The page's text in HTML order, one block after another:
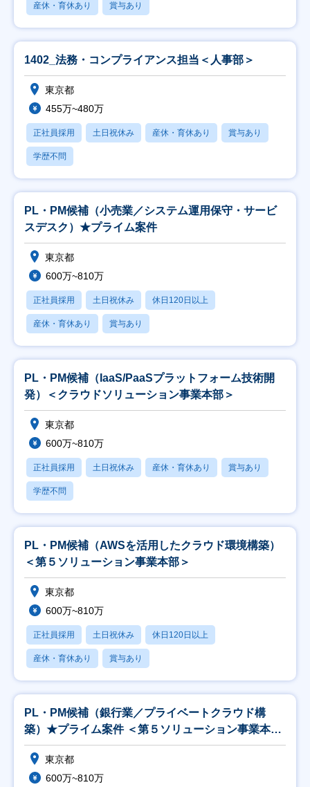
産休・育休あり 賞与あり
1402_法務・コンプライアンス担当＜人事部＞
東京都
455万~480万
正社員採用 土日祝休み 産休・育休あり 賞与あり
学歴不問
PL・PM候補（小売業／システム運用保守・サービ
スデスク）★プライム案件
東京都
600万~810万
正社員採用 土日祝休み 休日120日以上
産休・育休あり 賞与あり
PL・PM候補（IaaS/PaaSプラットフォーム技術開
発）＜クラウドソリューション事業本部＞
東京都
600万~810万
正社員採用 土日祝休み 産休・育休あり 賞与あり
学歴不問
PL・PM候補（AWSを活用したクラウド環境構築）
＜第５ソリューション事業本部＞
東京都
600万~810万
正社員採用 土日祝休み 休日120日以上
産休・育休あり 賞与あり
PL・PM候補（銀行業／プライベートクラウド構
築）★プライム案件 ＜第５ソリューション事業本部
＞
東京都
600万~810万